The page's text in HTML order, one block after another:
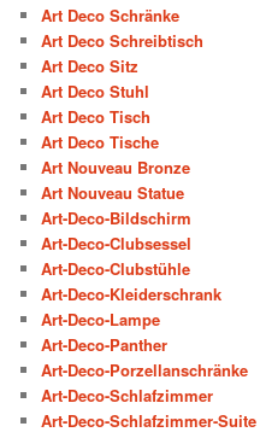
Art Deco Schränke
Art Deco Schreibtisch
Art Deco Sitz
Art Deco Stuhl
Art Deco Tisch
Art Deco Tische
Art Nouveau Bronze
Art Nouveau Statue
Art-Deco-Bildschirm
Art-Deco-Clubsessel
Art-Deco-Clubstühle
Art-Deco-Kleiderschrank
Art-Deco-Lampe
Art-Deco-Panther
Art-Deco-Porzellanschränke
Art-Deco-Schlafzimmer
Art-Deco-Schlafzimmer-Suite